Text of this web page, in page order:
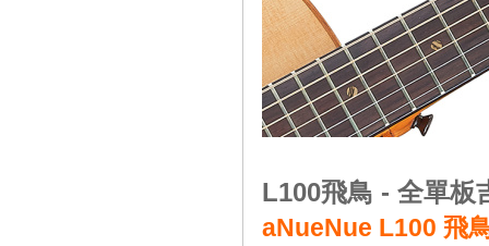
L100飛鳥 - 全單板
aNueNue L100 飛